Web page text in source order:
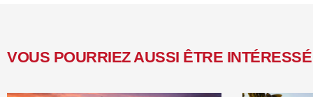
VOUS POURRIEZ AUSSI ÊTRE